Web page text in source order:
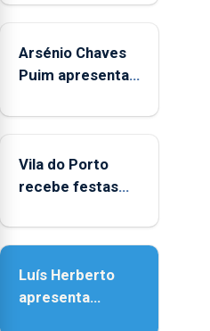
Arsénio Chaves
Puim apresenta
Biblioteca de Vila
Vila do Porto
recebe festas
Nossa Senhora
Luís Herberto
apresenta